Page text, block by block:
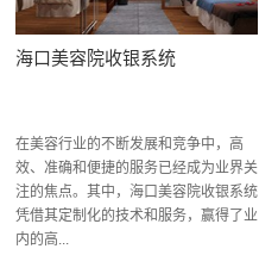
海口美容院收银系统
在美容行业的不断发展和竞争中，高
效、准确和便捷的服务已经成为业界关
注的焦点。其中，海口美容院收银系统
凭借其定制化的技术和服务，赢得了业
内的高...